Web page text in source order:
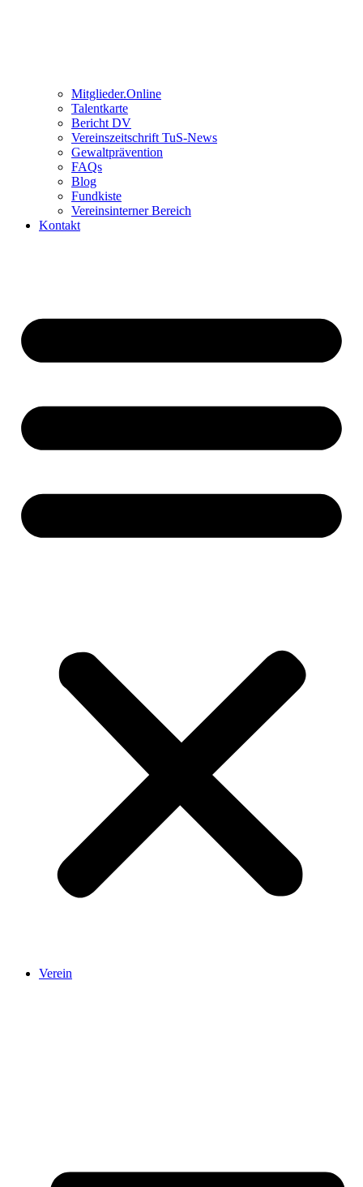
Mitglieder.Online
Talentkarte
Bericht DV
Vereinszeitschrift TuS-News
Gewaltprävention
FAQs
Blog
Fundkiste
Vereinsinterner Bereich
Kontakt
Verein